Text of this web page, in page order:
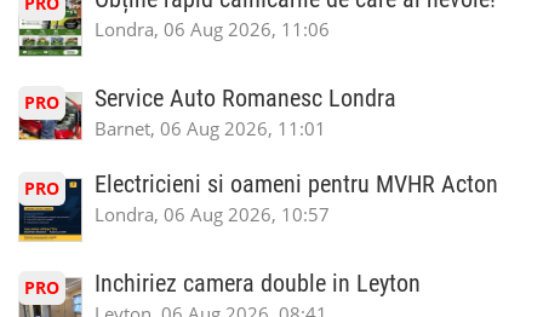
Londra, 06 Aug 2026, 11:06
PRO Service Auto Romanesc Londra
Barnet, 06 Aug 2026, 11:01
PRO Electricieni si oameni pentru MVHR Acton
Londra, 06 Aug 2026, 10:57
PRO Inchiriez camera double in Leyton